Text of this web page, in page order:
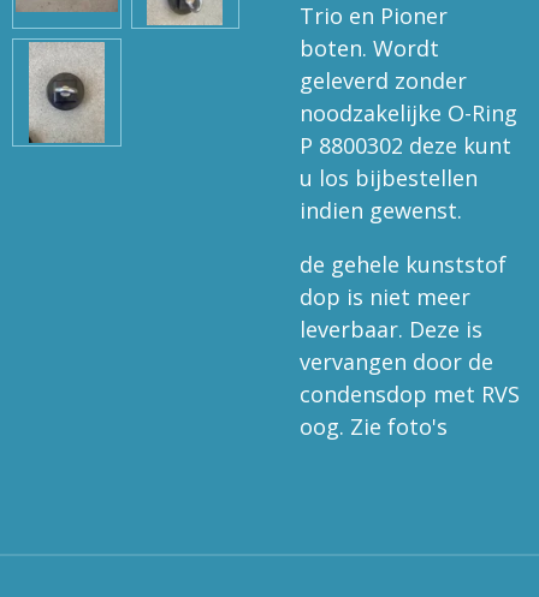
Trio en Pioner
boten. Wordt
geleverd zonder
noodzakelijke O-Ring
P 8800302 deze kunt
u los bijbestellen
indien gewenst.
de gehele kunststof
dop is niet meer
leverbaar. Deze is
vervangen door de
condensdop met RVS
oog. Zie foto's